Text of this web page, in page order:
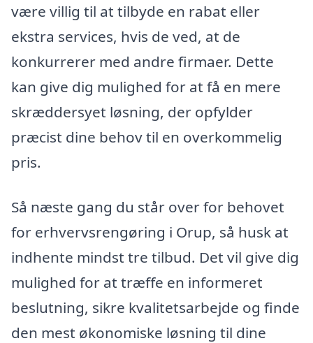
være villig til at tilbyde en rabat eller
ekstra services, hvis de ved, at de
konkurrerer med andre firmaer. Dette
kan give dig mulighed for at få en mere
skræddersyet løsning, der opfylder
præcist dine behov til en overkommelig
pris.
Så næste gang du står over for behovet
for erhvervsrengøring i Orup, så husk at
indhente mindst tre tilbud. Det vil give dig
mulighed for at træffe en informeret
beslutning, sikre kvalitetsarbejde og finde
den mest økonomiske løsning til dine